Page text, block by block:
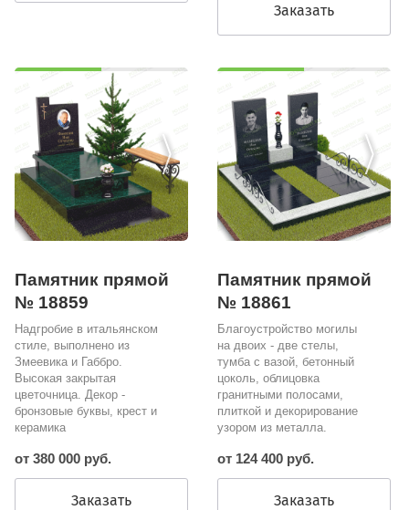
Заказать
Памятник прямой
№ 18859
Надгробие в итальянском
стиле, выполнено из
Змеевика и Габбро.
Высокая закрытая
цветочница. Декор -
бронзовые буквы, крест и
керамика
от 380 000 руб.
Заказать
Памятник прямой
№ 18861
Благоустройство могилы
на двоих - две стелы,
тумба с вазой, бетонный
цоколь, облицовка
гранитными полосами,
плиткой и декорирование
узором из металла.
от 124 400 руб.
Заказать